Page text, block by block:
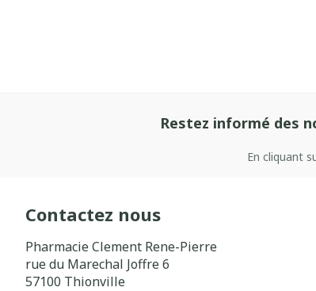
Restez informé des
En cliquant
Contactez nous
Pharmacie Clement Rene-Pierre
rue du Marechal Joffre 6
57100 Thionville